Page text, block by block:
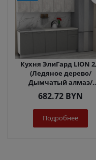
Кухня ЭлиГард LION
(Ледяное дерево/
Дымчатый алмаз/
Королевский опал)
682.72 BYN
Подробнее